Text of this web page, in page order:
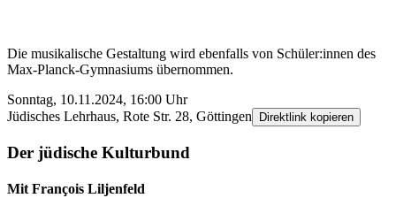
Die musikalische Gestaltung wird ebenfalls von Schüler:innen des
Max-Planck-Gymnasiums über­nommen.
Sonntag, 10.11.2024, 16:00 Uhr
Jüdisches Lehrhaus, Rote Str. 28, Göttingen
Direktlink kopieren
Der jüdische Kultur­bund
Mit François Liljenfeld